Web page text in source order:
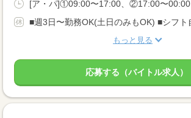
[ア・パ]①09:00〜17:00、②17:00〜00:00
もっと見る
応募する（バイトル求人）